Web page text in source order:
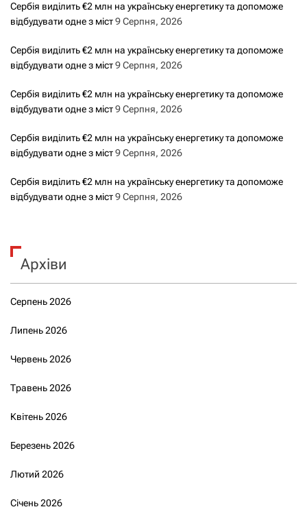
Сербія виділить €2 млн на українську енергетику та допоможе
відбудувати одне з міст9 Серпня, 2026
Сербія виділить €2 млн на українську енергетику та допоможе
відбудувати одне з міст9 Серпня, 2026
Сербія виділить €2 млн на українську енергетику та допоможе
відбудувати одне з міст9 Серпня, 2026
Сербія виділить €2 млн на українську енергетику та допоможе
відбудувати одне з міст9 Серпня, 2026
Сербія виділить €2 млн на українську енергетику та допоможе
відбудувати одне з міст9 Серпня, 2026
Архіви
Серпень 2026
Липень 2026
Червень 2026
Травень 2026
Квітень 2026
Березень 2026
Лютий 2026
Січень 2026